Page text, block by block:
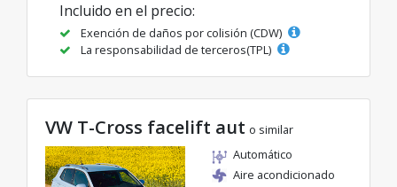
Incluido en el precio:
Exención de daños por colisión (CDW)
La responsabilidad de terceros(TPL)
VW T-Cross facelift aut o similar
Automático
Aire acondicionado